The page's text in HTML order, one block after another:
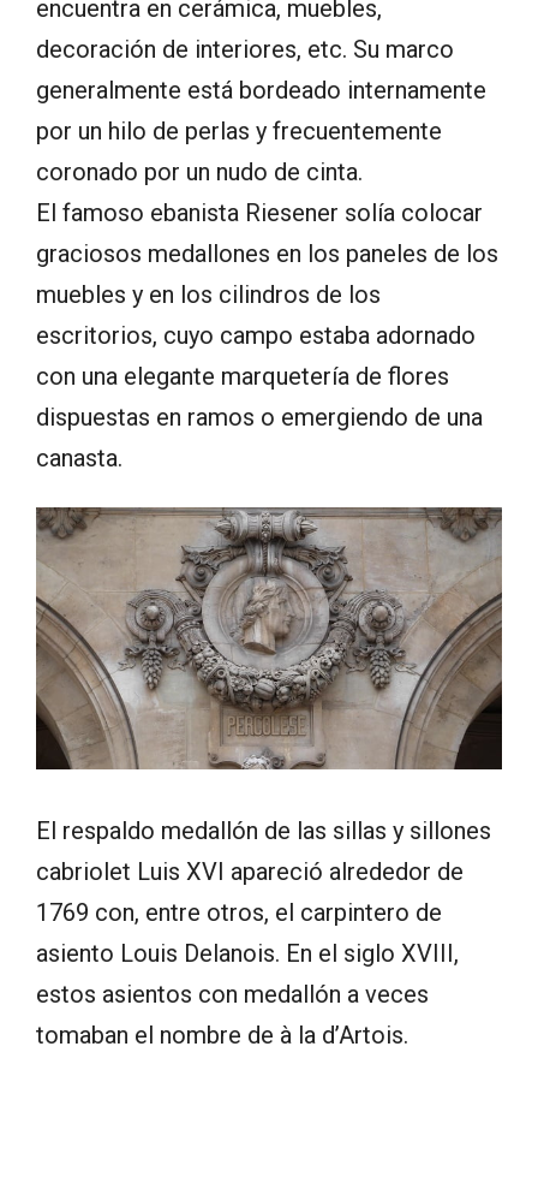
encuentra en cerámica, muebles,
decoración de interiores, etc. Su marco
generalmente está bordeado internamente
por un hilo de perlas y frecuentemente
coronado por un nudo de cinta.
El famoso ebanista Riesener solía colocar
graciosos medallones en los paneles de los
muebles y en los cilindros de los
escritorios, cuyo campo estaba adornado
con una elegante marquetería de flores
dispuestas en ramos o emergiendo de una
canasta.
El respaldo medallón de las sillas y sillones
cabriolet Luis XVI apareció alrededor de
1769 con, entre otros, el carpintero de
asiento Louis Delanois. En el siglo XVIII,
estos asientos con medallón a veces
tomaban el nombre de à la d’Artois.